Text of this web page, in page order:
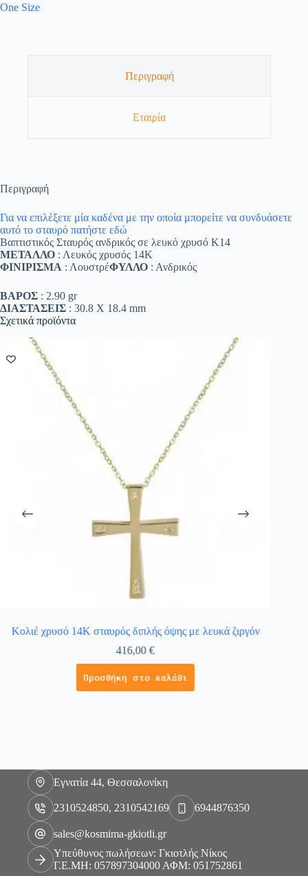
One Size
Περιγραφή
Εταιρία
Περιγραφή
Για να επιλέξετε μία καδένα με την οποία μπορείτε να συνδυάσετε
αυτό το σταυρό πατήστε εδώ
Βαπτιστικός Σταυρός ανδρικός σε λευκό χρυσό Κ14
ΜΕΤΑΛΛΟ : Λευκός χρυσός 14K
ΦΙΝΙΡΙΣΜΑ : ΛουστρέΦΥΛΛΟ : Ανδρικός
ΒΑΡΟΣ : 2.90 gr
ΔΙΑΣΤΑΣΕΙΣ : 30.8 Χ 18.4 mm
Σχετικά προϊόντα
Κολιέ χρυσό 14Κ σταυρός διπλής όψης με λευκά ζιργόν
416,00€
Προσθήκη στο καλάθι
Εγνατία 44, Θεσσαλονίκη
2310524850, 2310542169 6944876350
sales@kosmima-gkiotli.gr
Υπεύθυνος πωλήσεων: Γκιοτλής Νίκος
Γ.Ε.ΜΗ: 057897304000 ΑΦΜ: 051752861